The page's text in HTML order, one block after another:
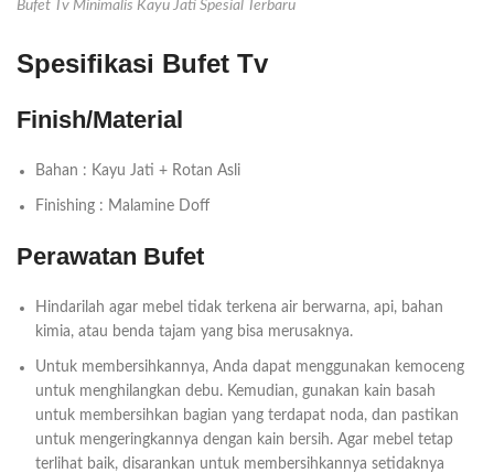
Bufet Tv Minimalis Kayu Jati Spesial Terbaru
Spesifikasi Bufet Tv
Finish/Material
Bahan : Kayu Jati + Rotan Asli
Finishing : Malamine Doff
Perawatan Bufet
Hindarilah agar mebel tidak terkena air berwarna, api, bahan
kimia, atau benda tajam yang bisa merusaknya.
Untuk membersihkannya, Anda dapat menggunakan kemoceng
untuk menghilangkan debu. Kemudian, gunakan kain basah
untuk membersihkan bagian yang terdapat noda, dan pastikan
untuk mengeringkannya dengan kain bersih. Agar mebel tetap
terlihat baik, disarankan untuk membersihkannya setidaknya